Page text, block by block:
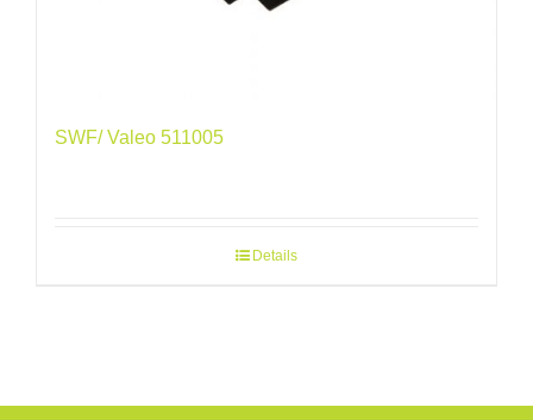
SWF/ Valeo 511005
Details